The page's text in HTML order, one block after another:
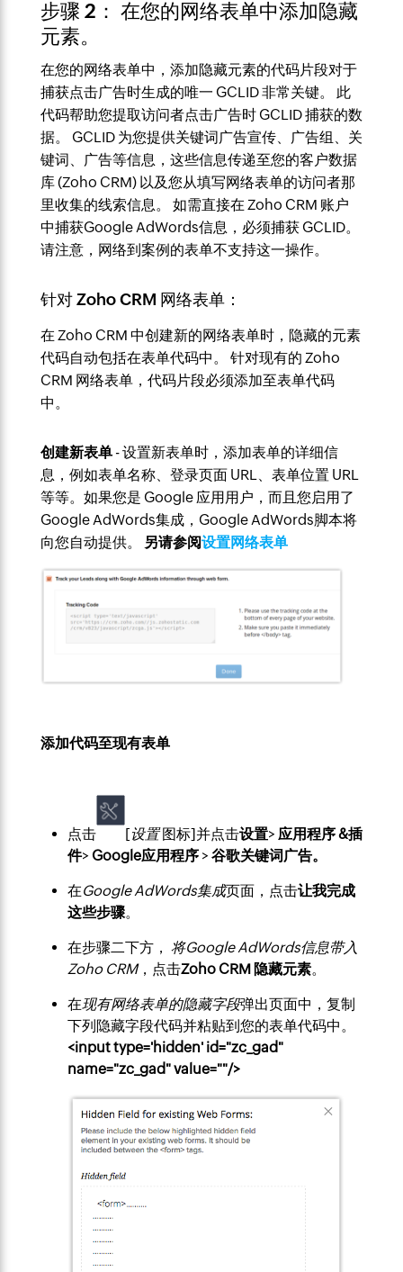
步骤 2： 在您的网络表单中添加隐藏
元素。
在您的网络表单中，添加隐藏元素的代码片段对于
捕获点击广告时生成的唯一 GCLID 非常关键。 此
代码帮助您提取访问者点击广告时 GCLID 捕获的数
据。 GCLID 为您提供关键词广告宣传、广告组、关
键词、广告等信息，这些信息传递至您的客户数据
库 (Zoho CRM) 以及您从填写网络表单的访问者那
里收集的线索信息。 如需直接在 Zoho CRM 账户
中捕获Google AdWords信息，必须捕获 GCLID。
请注意，网络到案例的表单不支持这一操作。
针对 Zoho CRM 网络表单：
在 Zoho CRM 中创建新的网络表单时，隐藏的元素
代码自动包括在表单代码中。 针对现有的 Zoho
CRM 网络表单，代码片段必须添加至表单代码
中。
创建新表单- 设置新表单时，添加表单的详细信
息，例如表单名称、登录页面 URL、表单位置 URL
等等。如果您是 Google 应用用户，而且您启用了
Google AdWords集成，Google AdWords脚本将
向您自动提供。
另请参阅设置网络表单
添加代码至现有表单
点击 [设置图标]并点击设置> 应用程序 &插
件> Google应用程序> 谷歌关键词广告。
在Google AdWords集成页面，点击让我完成
这些步骤。
在步骤二下方， 将Google AdWords信息带入
Zoho CRM，点击Zoho CRM 隐藏元素。
在现有网络表单的隐藏字段弹出页面中，复制
下列隐藏字段代码并粘贴到您的表单代码中。
<input type='hidden' id="zc_gad"
name="zc_gad" value=""/>